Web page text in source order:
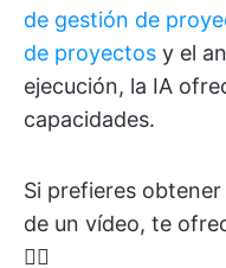
de gestión de
de proyectos y el
ejecución, la IA
capacidades.
Si prefieres
de un vídeo, te
👇🏽